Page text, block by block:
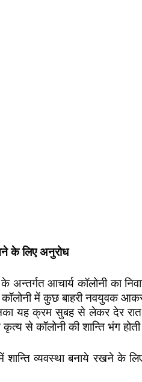
के लिए अनुरोध
अन्तर्गत आचार्य कॉलोनी का
में कुछ बाहरी नवयुवक
यह क्रम सुबह से लेकर देर रात
से कॉलोनी की शान्ति भंग
व्यवस्था बनाये रखने के